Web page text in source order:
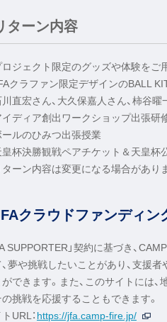
ターン内容
ジェクト限定のグッズや体験をご
クラファン限定デザインのBALL
直宏さん、大久保嘉人さん、柿谷
ディア創出ワークショップ出張研
ルのひみつ出張授業
杯決勝観戦ペアチケット＆天皇杯
ーン内容は変更になる場合がありま
クラウドファンディン
SUPPORTER」契約に基づき、
、夢や挑戦したいことがあり、支援
ができます。また、このサイトには
の挑戦を応援することもできます。
URL： https://jfa.camp-fire.jp/